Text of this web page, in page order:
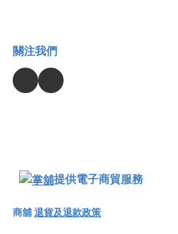
關注我們
提供電子商貿服務
商舖退貨及退款政策